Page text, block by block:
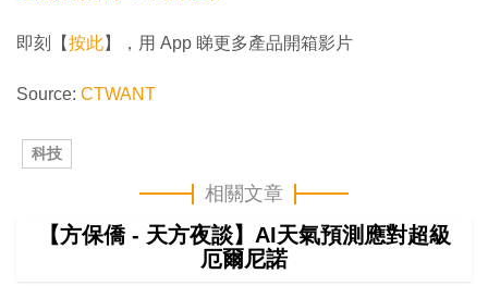
即刻【按此】，用 App 睇更多產品開箱影片
Source: CTWANT
科技
相關文章
【方保僑 - 天方夜談】AI天氣預測應對超級
厄爾尼諾